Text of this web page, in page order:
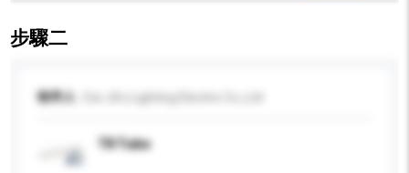
步驟二
收件人
T8 Tube